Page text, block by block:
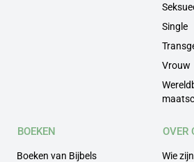
Single
Vrouw
BOEKEN
Boeken van Bijbels
OVER
Wie